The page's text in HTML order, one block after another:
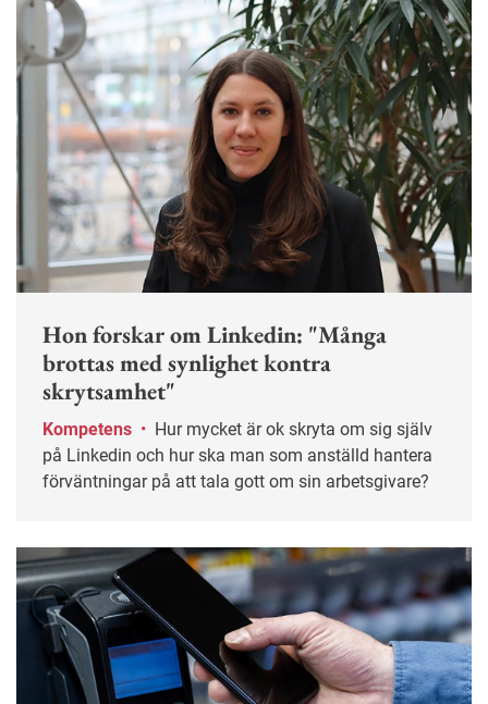
tillgänglig på jobbet.
Hon forskar om Linkedin: "Många
brottas med synlighet kontra
skrytsamhet"
Kompetens •
på Linkedin och hur ska man som anställd hantera
förväntningar på att tala gott om sin arbetsgivare?